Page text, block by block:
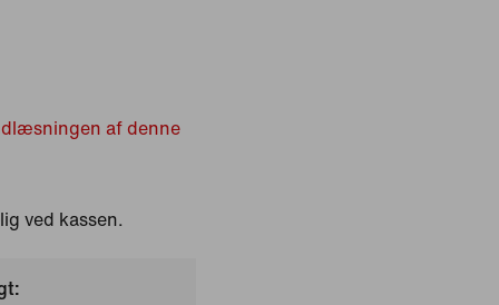
af denne
ved kassen.